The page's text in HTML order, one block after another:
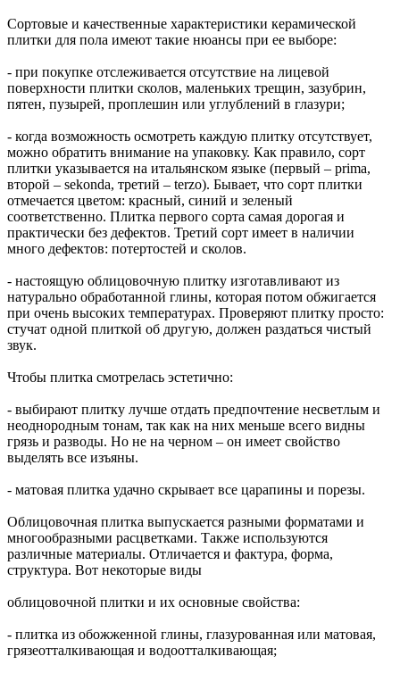
Сортовые и качественные характеристики керамической
плитки для пола имеют такие нюансы при ее выборе:
- при покупке отслеживается отсутствие на лицевой
поверхности плитки сколов, маленьких трещин, зазубрин,
пятен, пузырей, проплешин или углублений в глазури;
- когда возможность осмотреть каждую плитку отсутствует,
можно обратить внимание на упаковку. Как правило, сорт
плитки указывается на итальянском языке (первый – prima,
второй – sekonda, третий – terzo). Бывает, что сорт плитки
отмечается цветом: красный, синий и зеленый
соответственно. Плитка первого сорта самая дорогая и
практически без дефектов. Третий сорт имеет в наличии
много дефектов: потертостей и сколов.
- настоящую облицовочную плитку изготавливают из
натурально обработанной глины, которая потом обжигается
при очень высоких температурах. Проверяют плитку просто:
стучат одной плиткой об другую, должен раздаться чистый
звук.
Чтобы плитка смотрелась эстетично:
- выбирают плитку лучше отдать предпочтение несветлым и
неоднородным тонам, так как на них меньше всего видны
грязь и разводы. Но не на черном – он имеет свойство
выделять все изъяны.
- матовая плитка удачно скрывает все царапины и порезы.
Облицовочная плитка выпускается разными форматами и
многообразными расцветками. Также используются
различные материалы. Отличается и фактура, форма,
структура. Вот некоторые виды
облицовочной плитки и их основные свойства:
- плитка из обожженной глины, глазурованная или матовая,
грязеотталкивающая и водоотталкивающая;